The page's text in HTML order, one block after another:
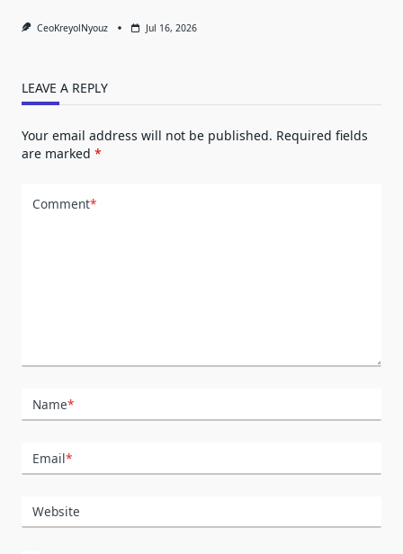
CeoKreyolNyouz Jul 16, 2026
LEAVE A REPLY
Your email address will not be published. Required fields
are marked *
Comment*
Name*
Email*
Website